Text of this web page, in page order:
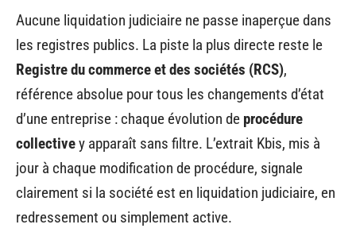
Aucune liquidation judiciaire ne passe inaperçue dans
les registres publics. La piste la plus directe reste le
Registre du commerce et des sociétés (RCS),
référence absolue pour tous les changements d’état
d’une entreprise : chaque évolution de procédure
collectivey apparaît sans filtre. L’extrait Kbis, mis à
jour à chaque modification de procédure, signale
clairement si la société est en liquidation judiciaire, en
redressement ou simplement active.